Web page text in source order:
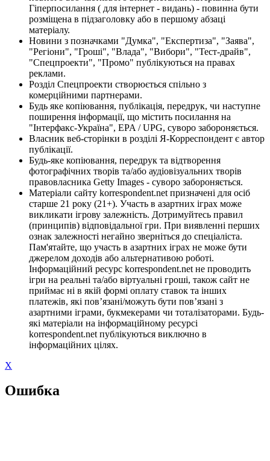
Гіперпосилання ( для інтернет - видань) - повинна бути
розміщена в підзаголовку або в першому абзаці
матеріалу.
Новини з позначками "Думка", "Експертиза", "Заява",
"Регіони", "Гроші", "Влада", "Вибори", "Тест-драйв",
"Спецпроекти", "Промо" публікуються на правах
реклами.
Розділ Спецпроекти створюється спільно з
комерційними партнерами.
Будь яке копіювання, публікація, передрук, чи наступне
поширення інформації, що містить посилання на
"Інтерфакс-Україна", EPA / UPG, суворо забороняється.
Власник веб-сторінки в розділі Я-Корреспондент є автор
публікації.
Будь-яке копіювання, передрук та відтворення
фотографічних творів та/або аудіовізуальних творів
правовласника Getty Images - суворо забороняється.
Матеріали сайту korrespondent.net призначені для осіб
старше 21 року (21+). Участь в азартних іграх може
викликати ігрову залежність. Дотримуйтесь правил
(принципів) відповідальної гри. При виявленні перших
ознак залежності негайно зверніться до спеціаліста.
Пам'ятайте, що участь в азартних іграх не може бути
джерелом доходів або альтернативою роботі.
Інформаційний ресурс korrespondent.net не проводить
ігри на реальні та/або віртуальні гроші, також сайт не
приймає ні в якій формі оплату ставок та інших
платежів, які пов’язані/можуть бути пов’язані з
азартними іграми, букмекерами чи тоталізаторами. Будь-
які матеріали на інформаційному ресурсі
korrespondent.net публікуються виключно в
інформаційних цілях.
X
Ошибка